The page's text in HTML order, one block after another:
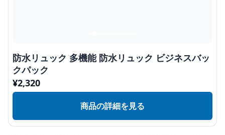
防水リュック 多機能 防水リュック ビジネスバッ
クパック
¥2,320
商品の詳細を見る